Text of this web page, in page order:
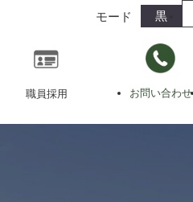
モード 黒
職員採用 お問い合わせ